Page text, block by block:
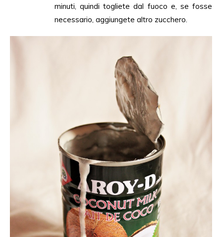
minuti, quindi togliete dal fuoco e, se fosse
necessario, aggiungete altro zucchero.